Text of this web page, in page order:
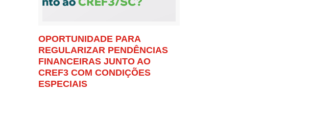
OPORTUNIDADE PARA
REGULARIZAR PENDÊNCIAS
FINANCEIRAS JUNTO AO
CREF3 COM CONDIÇÕES
ESPECIAIS